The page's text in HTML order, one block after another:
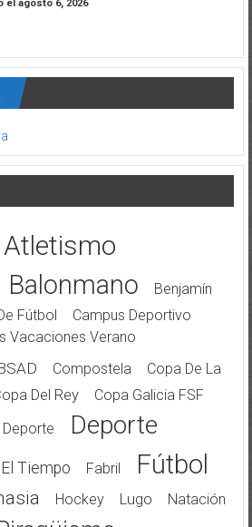
el agosto 6, 2026
Atletismo
Balonmano
Benjamín
Fútbol
Campus Deportivo
Vacaciones Verano
Compostela
Copa De La
Del Rey
Copa Galicia FSF
Deporte
Deporte
El Tiempo Fabril Fútbol
Hockey Lugo Natación